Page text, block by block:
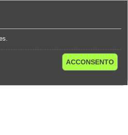
ACCONSENTO